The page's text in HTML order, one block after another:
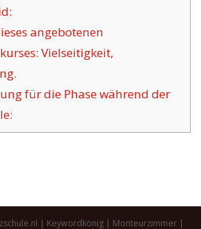
angebotenen
Vielseitigkeit,
für die Phase während der
| Keywordkönig| Monteurzimmer|